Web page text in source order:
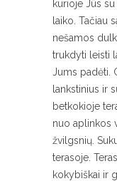
kurioje Jūs
laiko. Tačiau
nešamos
trukdyti leisti
Jums padėti.
lankstinius ir
betkokioje
nuo aplinkos
žvilgsnių.
terasoje.
kokybiškai ir